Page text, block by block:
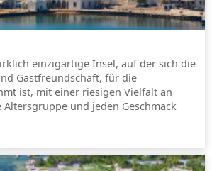
einzigartige Insel, auf der sich die
Gastfreundschaft, für die
ist, mit einer riesigen Vielfalt an
und jeden Geschmack